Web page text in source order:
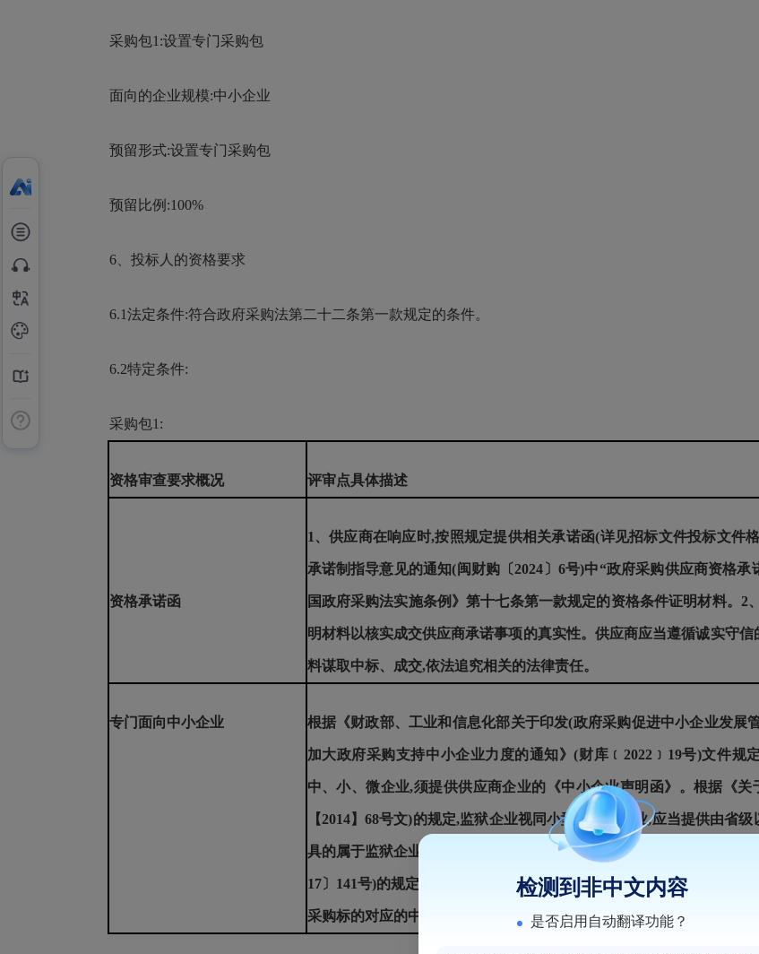
采购包1:设置专门采购包
面向的企业规模:中小企业
预留形式:设置专门采购包
预留比例:100%
6、投标人的资格要求
6.1法定条件:符合政府采购法第二十二条第一款规定的条件。
6.2特定条件:
采购包1:
资格审查要求概况 评审点具体描述
资格承诺函
1、供应商在响应时,按照规定提供相关承诺函(详见招标文件投标文件
承诺制指导意见的通知(闽财购〔2024〕6号)中“政府采购供应商资格
国政府采购法实施条例》第十七条第一款规定的资格条件证明材料。
明材料以核实成交供应商承诺事项的真实性。供应商应当遵循诚实守
料谋取中标、成交,依法追究相关的法律责任。
专门面向中小企业 根据《财政部、工业和信息化部关于印发(政府采购促进中小企业发展
加大政府采购支持中小企业力度的通知》(财库﹝2022﹞19号)文件
中、小、微企业,须提供供应商企业的《中小企业声明函》。根据《
【2014】68号文)的规定,监狱企业视同小型、微型企业,应当提供由省
具的属于监狱企业的证明文件。根据《财政部 民政部 中国残疾人联合
17〕141号)的规定,残疾人福利性单位视同小型、微型企业,应当提供《
采购标的对应的中小企业划分标准所属行业为工业。
检测到非中文内容
是否启用自动翻译功能？